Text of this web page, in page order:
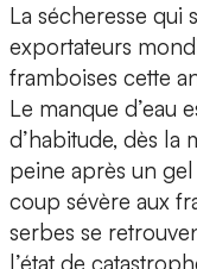
La sécheresse qui
exportateurs
framboises cette
Le manque d’eau
d’habitude, dès la
peine après un
coup sévère aux
serbes se
l’état de